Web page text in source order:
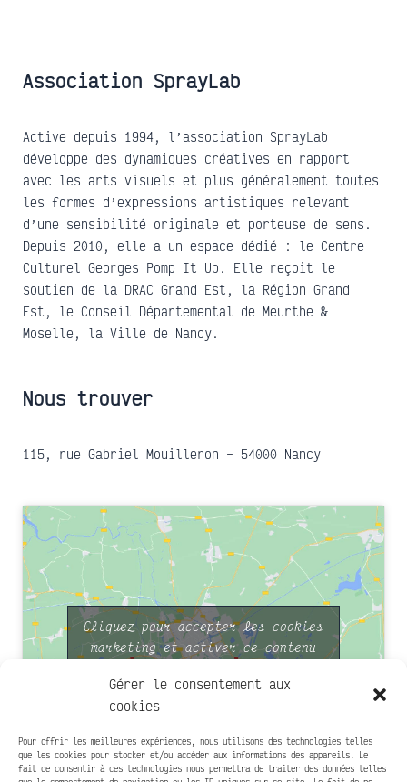
Gérer le consentement aux
cookies
Pour offrir les meilleures expériences, nous utilisons des technologies telles
que les cookies pour stocker et/ou accéder aux informations des appareils. Le
fait de consentir à ces technologies nous permettra de traiter des données telles
Association SprayLab
Active depuis 1994, l’association SprayLab
développe des dynamiques créatives en rapport
avec les arts visuels et plus généralement toutes
les formes d’expressions artistiques relevant
d’une sensibilité originale et porteuse de sens.
Depuis 2010, elle a un espace dédié : le Centre
Culturel Georges Pomp It Up. Elle reçoit le
soutien de la DRAC Grand Est, la Région Grand
Est, le Conseil Départemental de Meurthe &
Moselle, la Ville de Nancy.
Nous trouver
115, rue Gabriel Mouilleron – 54000 Nancy
Cliquez pour accepter les cookies
marketing et activer ce contenu